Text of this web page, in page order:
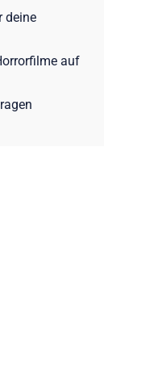
deine
auf